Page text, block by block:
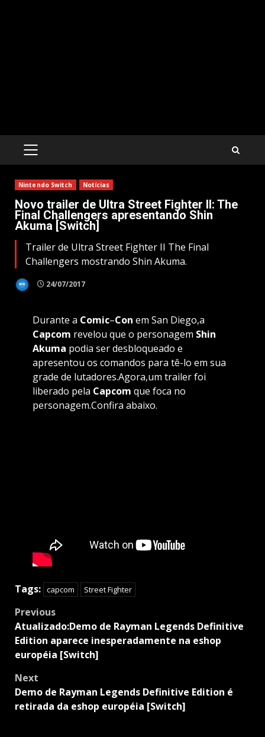
PRIMARY
Nintendo Switch Notícias
Novo trailer de Ultra Street Fighter II: The
Final Challengers apresentando Shin
Akuma [Switch]
Trailer de Ultra Street Fighter II The Final
Challengers mostrando Shin Akuma.
24/07/2017
Durante a Comic–Con em San Diego,a
Capcom revelou que o personagem Shin
Akuma podia ser desbloqueado e
apresentou os comandos para tê-lo em sua
grade de lutadores.Agora,um trailer foi
liberado pela Capcom que foca no
personagem.Confira abaixo.
Tags: capcom Street Fighter
Post
navigation
Previous
Atualizado:Demo de Rayman Legends Definitive
Edition aparece inesperadamente na eshop
européia [Switch]
Next
Demo de Rayman Legends Definitive Edition é
retirada da eshop européia [Switch]